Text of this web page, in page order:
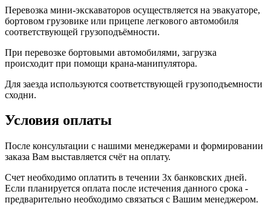
Перевозка мини-экскаваторов осуществляется на эвакуаторе,
бортовом грузовике или прицепе легкового автомобиля
соответствующей грузоподъёмности.
При перевозке бортовыми автомобилями, загрузка
происходит при помощи крана-манипулятора.
Для заезда используются соответствующей грузоподъемности
сходни.
Условия оплаты
После консультации с нашими менеджерами и формировании
заказа Вам выставляется счёт на оплату.
Счет необходимо оплатить в течении 3х банковских дней.
Если планируется оплата после истечения данного срока -
предварительно необходимо связаться с Вашим менеджером.